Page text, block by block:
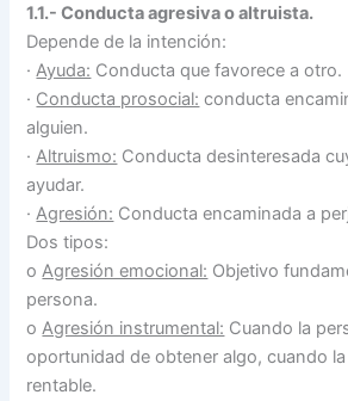
1.1.- Conducta agresiva o altruista.
Depende de la intención:
· Ayuda: Conducta que favorece a otro.
· Conducta prosocial: conducta
alguien.
· Altruismo: Conducta desinteresada
ayudar.
· Agresión: Conducta encaminada a
Dos tipos:
o Agresión emocional: Objetivo
persona.
o Agresión instrumental: Cuando la
oportunidad de obtener algo, cuando
rentable.